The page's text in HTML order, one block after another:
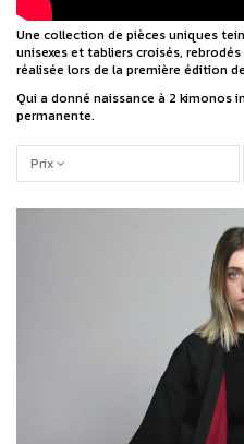
Une collection de pièces uniques
unisexes et tabliers croisés,
réalisée lors de la première édition
Qui a donné naissance à 2 kimonos
permanente.
Prix